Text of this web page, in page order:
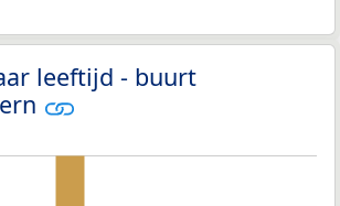
leeftijd - buurt